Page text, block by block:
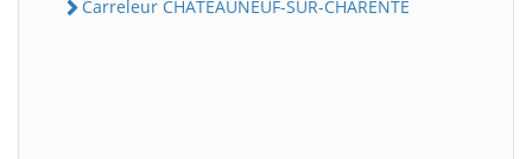
Carreleur CHATEAUNEUF-SUR-CHARENTE